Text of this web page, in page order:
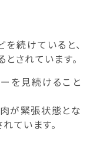
続けていると、
されています。
を見続けること
が緊張状態とな
ています。